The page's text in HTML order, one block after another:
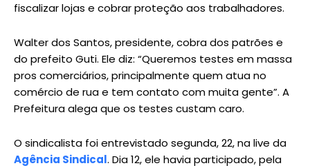
fiscalizar lojas e cobrar proteção aos trabalhadores.
Walter dos Santos, presidente, cobra dos patrões e
do prefeito Guti. Ele diz: “Queremos testes em massa
pros comerciários, principalmente quem atua no
comércio de rua e tem contato com muita gente”. A
Prefeitura alega que os testes custam caro.
O sindicalista foi entrevistado segunda, 22, na live da
Agência Sindical. Dia 12, ele havia participado, pela